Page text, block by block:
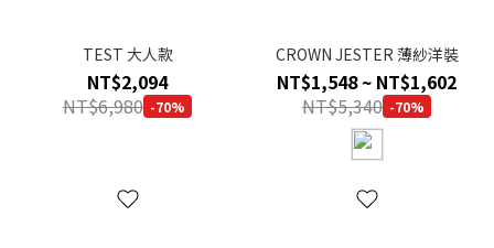
TEST 大人款
NT$2,094
NT$6,980 -70%
CROWN JESTER 薄紗洋裝
NT$1,548 ~ NT$1,602
NT$5,340 -70%